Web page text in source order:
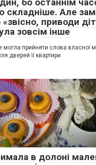
бо останнім
складніше. Але
приводи
зовсім інше
могла прийняти слова власної
дверей її квартири
в долоні